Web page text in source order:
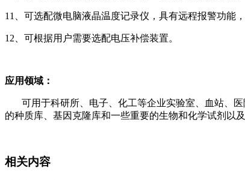
11、可选配微电脑液晶温度记录仪，具有远程报警功能
12、可根据用户需要选配电压补偿装置。
应用领域：
可用于科研所、电子、化工等企业实验室、血站、医
的种质库、基因克隆库和一些重要的生物和化学试剂以
相关内容